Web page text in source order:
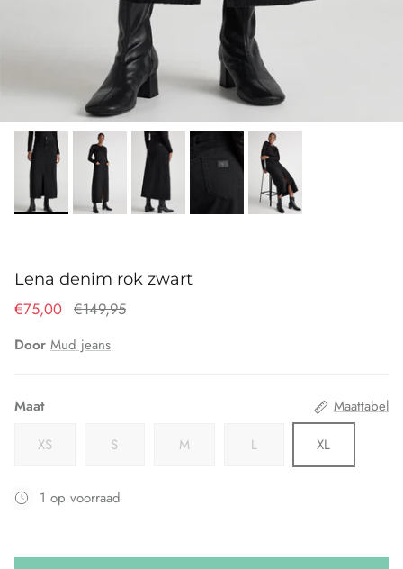
Lena denim rok zwart
€75,00 €149,95
Door Mud jeans
Maat
Maattabel
XS
S M L XL
1 op voorraad